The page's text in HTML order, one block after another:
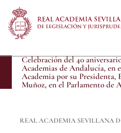
Celebración del 40
Academias de Andalucía, en
Academia por su Presidenta,
Muñoz, en el Parlamento de
REAL ACADEMIA SEVILLANA